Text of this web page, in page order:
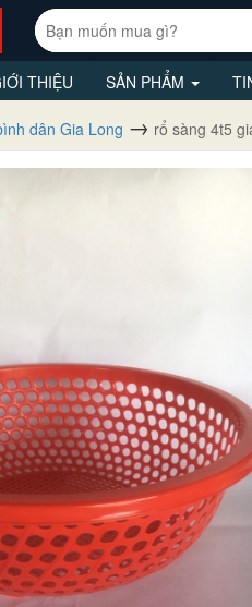
THIỆU SẢN PHẨM
dân Gia Long rổ sàng 4t5